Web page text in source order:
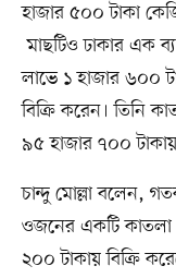
হাজার ৫০০ টাকা
মাছটিও ঢাকার এক
লাভে ১ হাজার ৬০০
বিক্রি করেন। তিনি
৯৫ হাজার ৭০০
চান্দু মোল্লা বলেন,
ওজনের একটি কাতলা
২০০ টাকায় বিক্রি